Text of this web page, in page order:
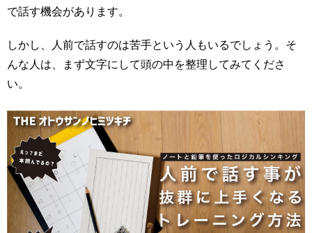
で話す機会があります。
しかし、人前で話すのは苦手という人もいるでしょう。そ
んな人は、まず文字にして頭の中を整理してみてくださ
い。